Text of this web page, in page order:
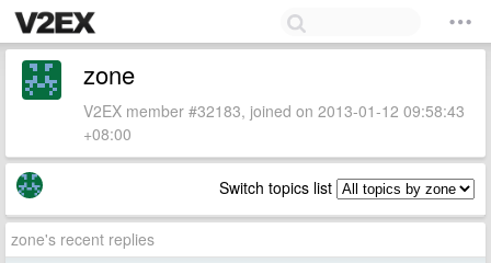
zone
V2EX member #32183, joined on 2013-01-12 09:58:43
+08:00
Switch topics list
zone's recent replies